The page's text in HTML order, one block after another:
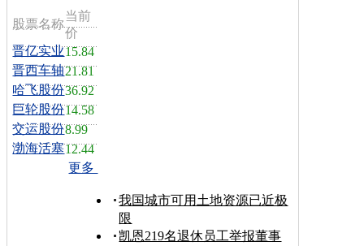
股票名称
当前
价
晋亿实业15.84
晋西车轴21.81
哈飞股份36.92
巨轮股份14.58
交运股份8.99
渤海活塞12.44
更多
我国城市可用土地资源已近极
限
凯恩219名退休员工举报董事